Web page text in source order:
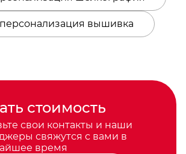
вышивка
стоимость
свои контакты и наши
свяжутся с вами в
время